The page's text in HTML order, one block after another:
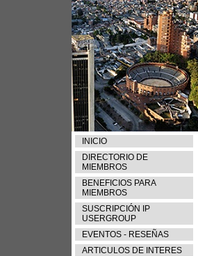
INICIO
DIRECTORIO DE
MIEMBROS
BENEFICIOS PARA
MIEMBROS
SUSCRIPCIÓN IP
USERGROUP
EVENTOS - RESEÑAS
ARTICULOS DE INTERES